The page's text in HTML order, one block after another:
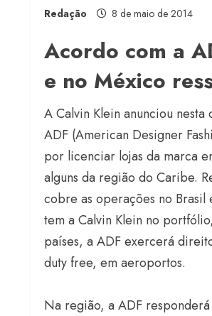
Redação 8 de maio de 2014
Acordo com a
e no México
A Calvin Klein anunciou
ADF (American Designer
por licenciar lojas da marca
alguns da região do Caribe.
cobre as operações no
tem a Calvin Klein no
países, a ADF exercerá
duty free, em aeroportos.
Na região, a ADF responderá